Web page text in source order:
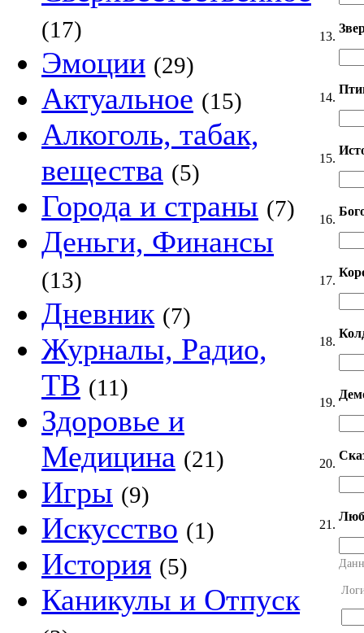
(17)
Эмоции (29)
Актуальное (15)
Алкоголь, табак,
вещества (5)
Города и страны (7)
Деньги, Финансы
(13)
Дневник (7)
Журналы, Радио,
ТВ (11)
Здоровье и
Медицина (21)
Игры (9)
Искусство (1)
История (5)
Каникулы и Отпуск
13.
14.
15.
16.
17.
18.
19.
20.
21.